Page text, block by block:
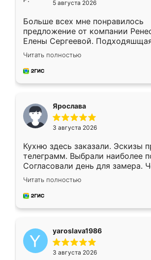
5 августа 2026
Больше всех мне понравилось
предложение от компании
Елены Сергеевой.
короткие сроки изготовления.
для замера сотрудник Владислав
предложил по моему эскизу
Читать полностью
Ярослава
3 августа 2026
Кухню здесь заказали. Эскизы
телеграмм. Выбрали наиболее
Согласовали день для замера.
недели кухня была уже готова.
довольны работой. Спасибо
мебель за качественную работу!
Читать полностью
yaroslava1986
3 августа 2026